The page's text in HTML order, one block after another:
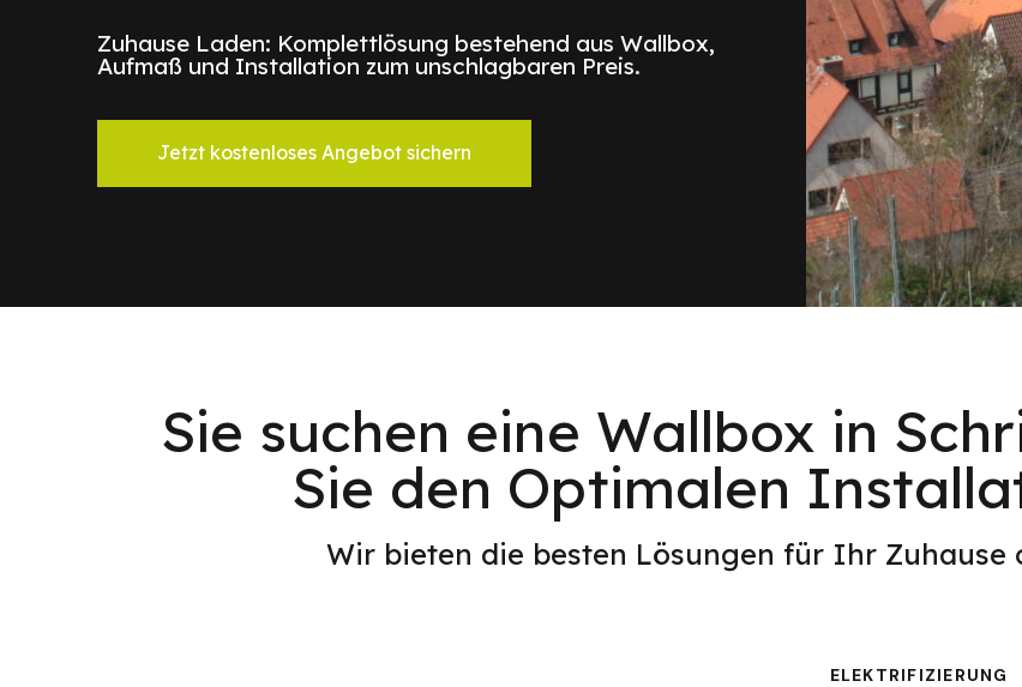
Zuhause Laden: Komplettlösung bestehend aus Wallbox,
Aufmaß und Installation zum unschlagbaren Preis.
Jetzt kostenloses Angebot sichern
Sie suchen eine Wallbox in
Sie den Optimalen
Wir bieten die besten Lösungen für Ihr Zuhause
ELEKTRIFIZIERUNG